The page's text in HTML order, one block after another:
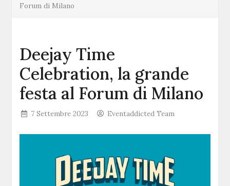
Forum di Milano
Deejay Time
Celebration, la grande
festa al Forum di Milano
7 Settembre 2023 Eventaddicted Team